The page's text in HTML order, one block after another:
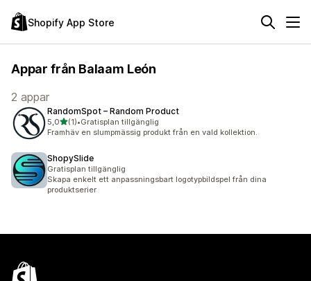
Shopify App Store
Appar från Balaam León
2 appar
RandomSpot – Random Product
5,0av 5 stjärnor
(1)
1 recensioner totalt
•Gratisplan tillgänglig
Framhäv en slumpmässig produkt från en vald kollektion.
ShopySlide
Gratisplan tillgänglig
Skapa enkelt ett anpassningsbart logotypbildspel från dina
produktserier